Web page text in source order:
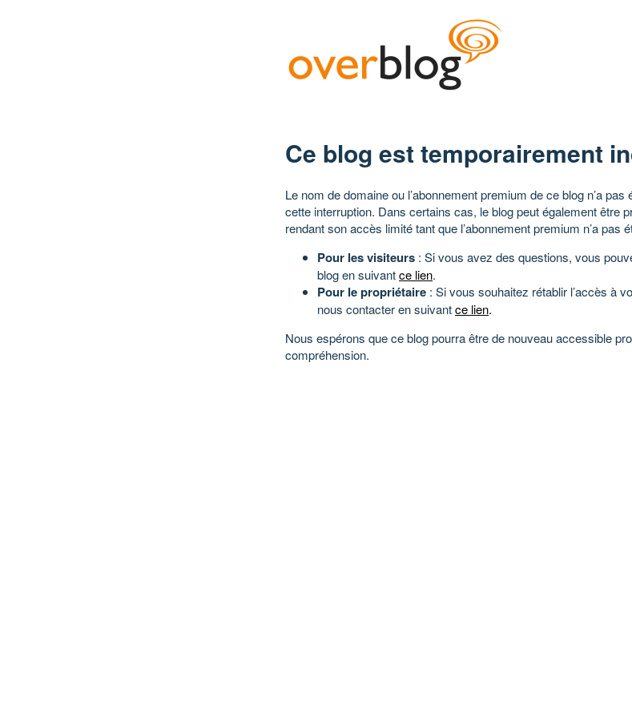
Ce blog est temporairement
Le nom de domaine ou l’abonnement premium de ce blog n’a
cette interruption. Dans certains cas, le blog peut également être
rendant son accès limité tant que l’abonnement premium n’a pas
Pour les visiteurs : Si vous avez des questions, vous
blog en suivantce lien.
Pour le propriétaire : Si vous souhaitez rétablir l’accès à
nous contacter en suivantce lien.
Nous espérons que ce blog pourra être de nouveau accessible
compréhension.